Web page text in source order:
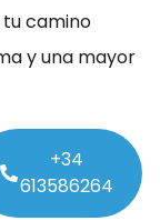
camino
y una mayor
+34
613586264